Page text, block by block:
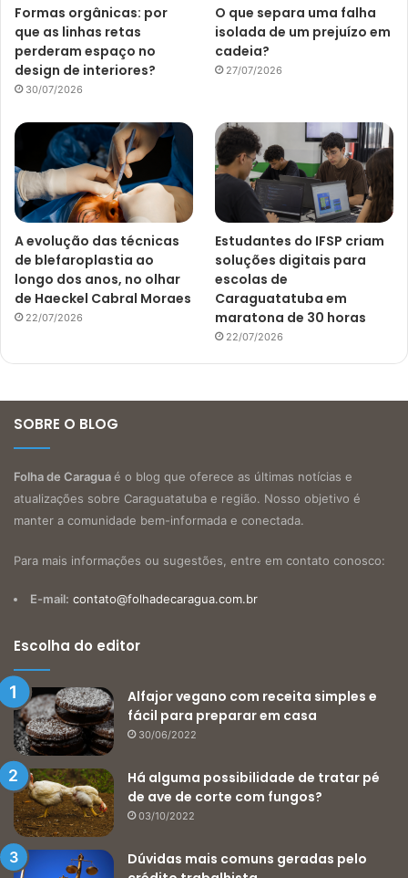
Formas orgânicas: por
que as linhas retas
perderam espaço no
design de interiores?
30/07/2026
O que separa uma falha
isolada de um prejuízo em
cadeia?
27/07/2026
A evolução das técnicas
de blefaroplastia ao
longo dos anos, no olhar
de Haeckel Cabral Moraes
22/07/2026
Estudantes do IFSP criam
soluções digitais para
escolas de
Caraguatatuba em
maratona de 30 horas
22/07/2026
SOBRE O BLOG
Folha de Caraguaé o blog que oferece as últimas notícias e
atualizações sobre Caraguatatuba e região. Nosso objetivo é
manter a comunidade bem-informada e conectada.
Para mais informações ou sugestões, entre em contato conosco:
E-mail: contato@folhadecaragua.com.br
Escolha do editor
Alfajor vegano com receita simples e
fácil para preparar em casa
30/06/2022
Há alguma possibilidade de tratar pé
de ave de corte com fungos?
03/10/2022
Dúvidas mais comuns geradas pelo